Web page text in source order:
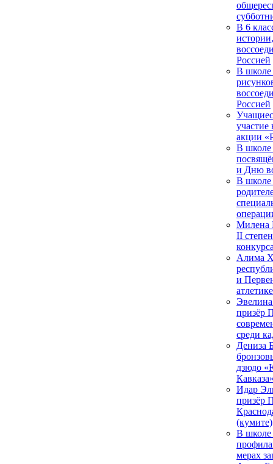
В 6
Россией
В школе
Россией
участие
акции
В школе
и Дню
В школе
Милена
II
Алима
и
атлетике
призёр
среди
Дениза
дзюдо
Идар
призёр
(кумите)
В
мерах